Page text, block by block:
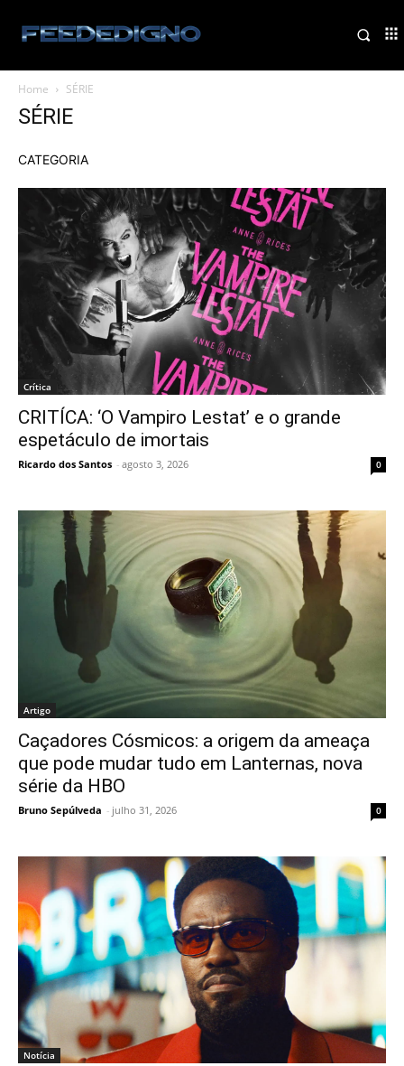
Home SÉRIE
SÉRIE
CATEGORIA
Crítica
CRITÍCA: ‘O Vampiro Lestat’ e o grande
espetáculo de imortais
Ricardo dos Santos - agosto 3, 2026 0
Artigo
Caçadores Cósmicos: a origem da ameaça
que pode mudar tudo em Lanternas, nova
série da HBO
Bruno Sepúlveda - julho 31, 2026 0
Notícia